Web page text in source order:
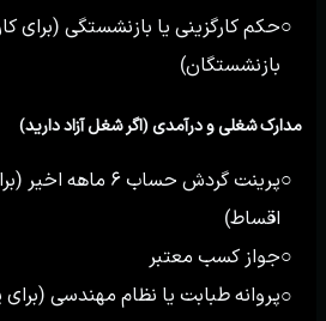
○حکم کارگزینی یا بازنشستگی (برای
بازنشستگان)
مدارک شغلی و درآمدی (اگر شغل آزاد دارید)
○
پرینت گردش حساب ۶
اقساط)
○جواز کسب معتبر
○پروانه طبابت یا نظام مهندسی